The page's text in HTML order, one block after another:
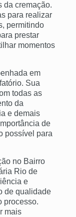
da cremação.
para realizar
permitindo
prestar
momentos
em
Sua
todas as
da
e demais
de
possível para
no Bairro
Rio de
e
de qualidade
processo.
mais